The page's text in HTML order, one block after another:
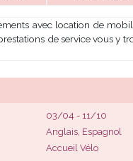
avec location de
de service vous y
03/04 - 11/10
Anglais, Espagnol
Accueil Vélo